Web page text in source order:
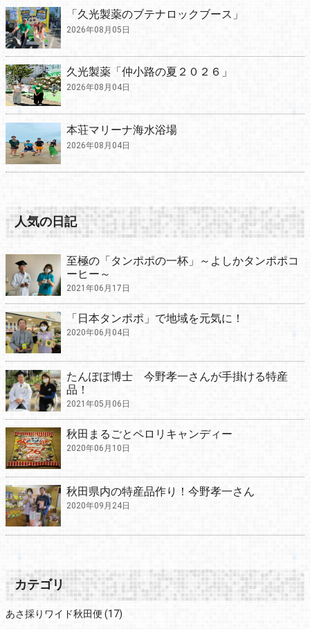
「久光製薬のブテナロックブース」
2026年08月05日
久光製薬「仲小路の夏２０２６」
2026年08月04日
本荘マリーナ海水浴場
2026年08月04日
人気の日記
至極の「タンポポの一杯」～よしかタンポポコ
ーヒー～
2021年06月17日
「日本タンポポ」で地域を元気に！
2020年06月04日
たんぽぽ博士 今野孝一さんが手掛ける特産
品！
2021年05月06日
秋田まるごとペロリキャンディー
2020年06月10日
秋田県内の特産品作り！今野孝一さん
2020年09月24日
カテゴリ
あさ採りワイド秋田便 (17)